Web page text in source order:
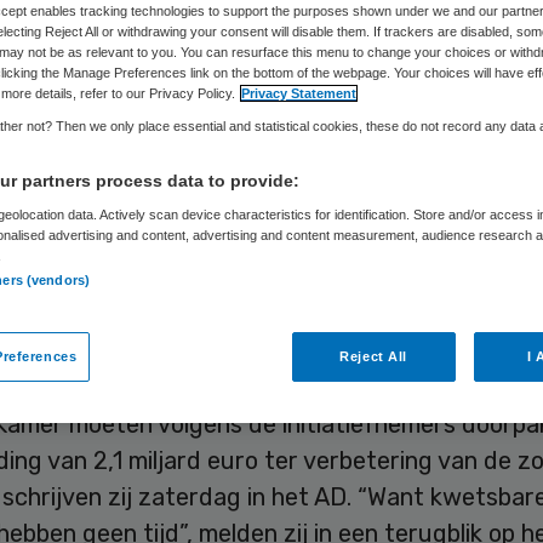
Skipr Redactie 23 september 2017,07:58 59 keer gelezen
van het manifest in de zorg, Carin
roepen een jaar na dato de politiek op “te
spelletjes”. Volgens hen “overstijgt de
in verpleeghuizen de gebruikelijke
aan de formatietafel en de politici in
moeten volgens de initiatiefnemers
van 2,1 miljard euro ter verbetering van de
zij zaterdag in het AD. “Want
geen tijd”, melden zij in een terugblik op
enables tracking technologies to support the purposes shown under we and our
Reject All or withdrawing your consent will disable them. If trackers are disabled,
not be as relevant to you. You can resurface this menu to change your choices or
the Manage Preferences link on the bottom of the webpage. Your choices will have
details, refer to our Privacy Policy. Privacy Statement
not? Then we only place essential and statistical cookies, these do not record any data
partners process data to provide:
data. Actively scan device characteristics for identification. Store and/or access
advertising and content, advertising and content measurement, audience research
(vendors)
Reject All I